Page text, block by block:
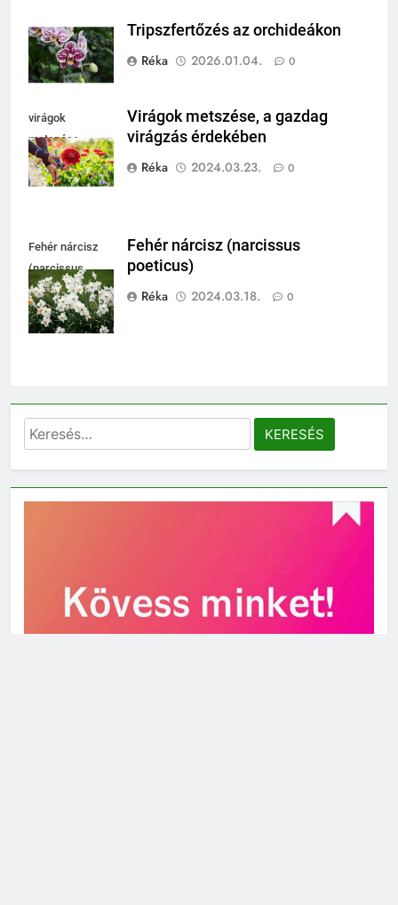
Tripszfertőzés az orchideákon
Réka
2026.01.04. 0
virágok
metszése
Virágok metszése, a gazdag
virágzás érdekében
Réka
2024.03.23. 0
Fehér nárcisz
(narcissus
poeticus)
Fehér nárcisz (narcissus
poeticus)
Réka
2024.03.18. 0
Keresés: